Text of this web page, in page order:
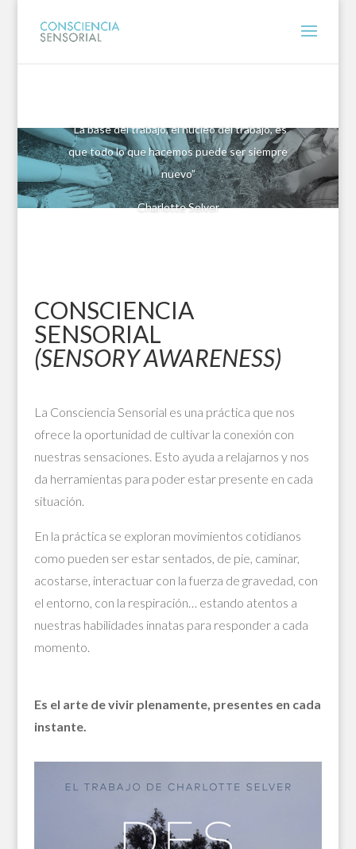
“La base del trabajo, el núcleo del trabajo, es
que todo lo que hacemos puede ser siempre
nuevo”
Charlotte Selver
CONSCIENCIA
SENSORIAL
(SENSORY AWARENESS)
La Consciencia Sensorial es una práctica que nos
ofrece la oportunidad de cultivar la conexión con
nuestras sensaciones. Esto ayuda a relajarnos y nos
da herramientas para poder estar presente en cada
situación.
En la práctica se exploran movimientos cotidianos
como pueden ser estar sentados, de pie, caminar,
acostarse, interactuar con la fuerza de gravedad, con
el entorno, con la respiración… estando atentos a
nuestras habilidades innatas para responder a cada
momento.
Es el arte de vivir plenamente, presentes en cada
instante.